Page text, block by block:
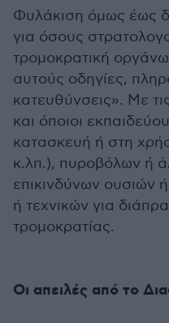
Φυλάκιση όμως έως
για όσους
τρομοκρατική
αυτούς οδηγίες,
κατευθύνσεις». Με
και όποιοι
κατασκευή ή στη
κ.λπ.), πυροβόλων ή
επικινδύνων ουσιών
ή τεχνικών για
τρομοκρατίας.
Οι απειλές από το